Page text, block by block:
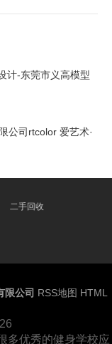
计-东莞市义高模型
公司rtcolor 爱艺术·
二手回收
限公司 RSS地图 HTML
多优秀的健身学校应